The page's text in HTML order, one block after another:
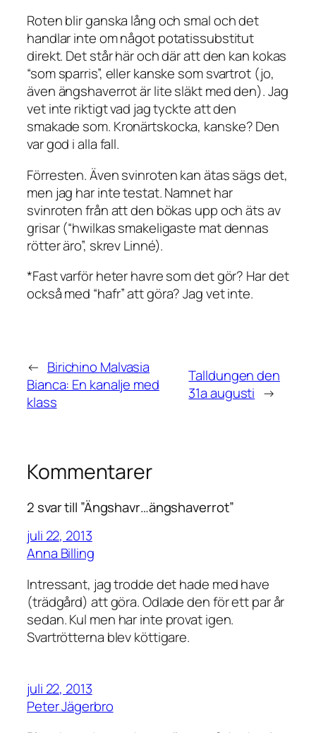
Roten blir ganska lång och smal och det
handlar inte om något potatissubstitut
direkt. Det står här och där att den kan kokas
“som sparris”, eller kanske som svartrot (jo,
även ängshaverrot är lite släkt med den). Jag
vet inte riktigt vad jag tyckte att den
smakade som. Kronärtskocka, kanske? Den
var god i alla fall.
Förresten. Även svinroten kan ätas sägs det,
men jag har inte testat. Namnet har
svinroten från att den bökas upp och äts av
grisar (“hwilkas smakeligaste mat dennas
rötter äro”, skrev Linné).
*Fast varför heter havre som det gör? Har det
också med “hafr” att göra? Jag vet inte.
← Birichino Malvasia
Bianca: En kanalje med
klass
Talldungen den
31a augusti →
Kommentarer
2 svar till ”Ängshavr…ängshaverrot”
juli 22, 2013
Anna Billing
Intressant, jag trodde det hade med have
(trädgård) att göra. Odlade den för ett par år
sedan. Kul men har inte provat igen.
Svartrötterna blev köttigare.
juli 22, 2013
Peter Jägerbro